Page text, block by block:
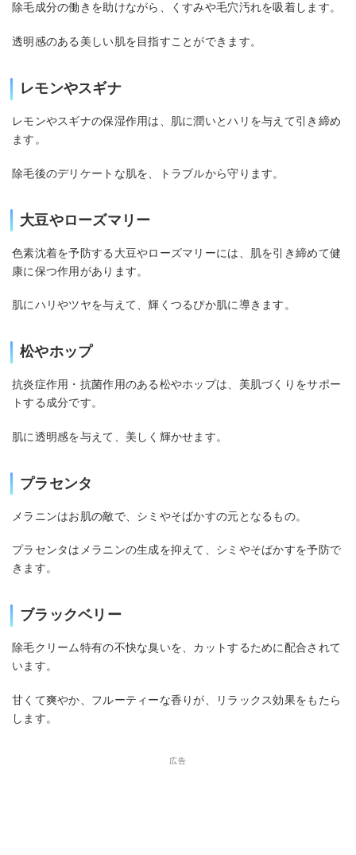
除毛成分の働きを助けながら、くすみや毛穴汚れを吸着します。
透明感のある美しい肌を目指すことができます。
レモンやスギナ
レモンやスギナの保湿作用は、肌に潤いとハリを与えて引き締め
ます。
除毛後のデリケートな肌を、トラブルから守ります。
大豆やローズマリー
色素沈着を予防する大豆やローズマリーには、肌を引き締めて健
康に保つ作用があります。
肌にハリやツヤを与えて、輝くつるぴか肌に導きます。
松やホップ
抗炎症作用・抗菌作用のある松やホップは、美肌づくりをサポー
トする成分です。
肌に透明感を与えて、美しく輝かせます。
プラセンタ
メラニンはお肌の敵で、シミやそばかすの元となるもの。
プラセンタはメラニンの生成を抑えて、シミやそばかすを予防で
きます。
ブラックベリー
除毛クリーム特有の不快な臭いを、カットするために配合されて
います。
甘くて爽やか、フルーティーな香りが、リラックス効果をもたら
します。
広告